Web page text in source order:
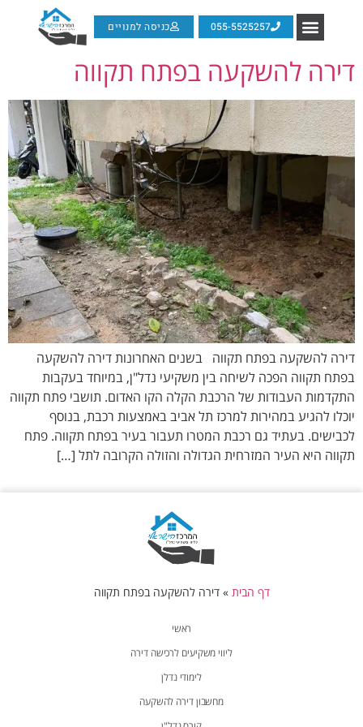
055-5525257 כניסה למנויים
דירה להשקעה בפתח תקווה
דירה להשקעה בפתח תקווה בשנים האחרונות דירה להשקעה
בפתח תקווה הפכה לשיחה בין משקיעי נדל"ן, במיוחד בעקבות
התקדמות העבודות של הרכבת הקלה הקו האדום. תושבי פתח תקווה
יוכלו להגיע במהירות למרכז תל אביב באמצעות רכבת, בנוסף
לכבישים. בעתיד גם רכבת המטרו תעבור בעיר בפתח תקווה. פתח
תקווה היא העיר המזרחית הגדולה והזולה הקרובה לתל […]
ראשי
ליווי משקיעים לרכישה דירה
לימודי נדלן
מחשבון דירה להשקעה
דף הבית »דירה להשקעה בפתח תקווה